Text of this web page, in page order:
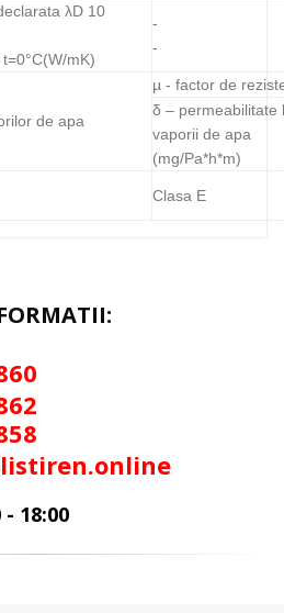
λD 10
mK)
-
-
de apa
µ - factor de
δ – permeabilitate
vaporii de apa
(mg/Pa*h*m)
Clasa E
0
18:00